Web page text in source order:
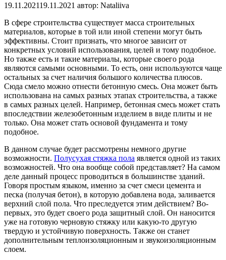
19.11.202119.11.2021 автор: Nataliiva
В сфере строительства существует масса строительных
материалов, которые в той или иной степени могут быть
эффективны. Стоит признать, что многое зависит от
конкретных условий использования, целей и тому подобное.
Но также есть и такие материалы, которые своего рода
являются самыми основными. То есть, они используются чаще
остальных за счет наличия большого количества плюсов.
Сюда смело можно отнести бетонную смесь. Она может быть
использована на самых разных этапах строительства, а также
в самых разных целей. Например, бетонная смесь может стать
впоследствии железобетонным изделием в виде плиты и не
только. Она может стать основой фундамента и тому
подобное.
В данном случае будет рассмотрены немного другие
возможности. Полусухая стяжка пола является одной из таких
возможностей. Что она вообще собой представляет? На самом
деле данный процесс проводиться в большинстве зданий.
Говоря простым языком, именно за счет смеси цемента и
песка (получая бетон), в которую добавлена вода, заливается
верхний слой пола. Что преследуется этим действием? Во-
первых, это будет своего рода защитный слой. Он наносится
уже на готовую черновую стяжку или какую-то другую
твердую и устойчивую поверхность. Также он станет
дополнительным теплоизоляционным и звукоизоляционным
слоем.